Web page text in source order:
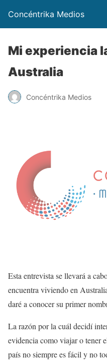
Concéntrika Medios
Mi experiencia
Australia
Concéntrika Medios
Esta entrevista se llevará a
encuentra viviendo en
daré a conocer su primer
La razón por la cuál decidí
evidencia como viajar o tener
país no siempre es fácil y no